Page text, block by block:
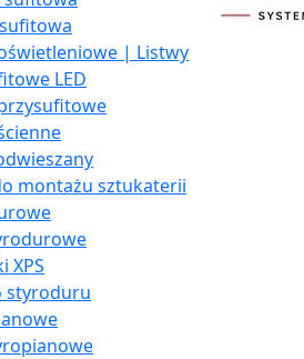
| Listwy
LED
montażu sztukaterii
XPS
styroduru